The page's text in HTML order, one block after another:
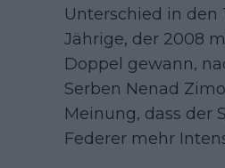
Unterschied in den
Jährige, der 2008
Doppel gewann,
Serben Nenad
Meinung, dass der
Federer mehr